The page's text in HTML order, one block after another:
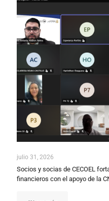
julio 31, 2026
Socios y socias de CECOEL
financieros con el apoyo de la